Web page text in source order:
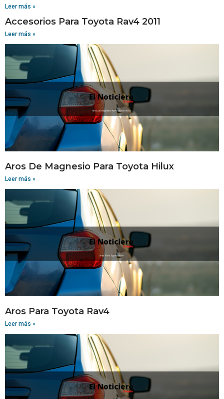
Leer más »
Accesorios Para Toyota Rav4 2011
Leer más »
Aros De Magnesio Para Toyota Hilux
Leer más »
Aros Para Toyota Rav4
Leer más »